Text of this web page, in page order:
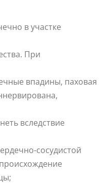
в участке
При
впадины, паховая
вследствие
сосудистой